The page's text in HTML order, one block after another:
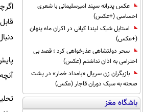
عکس پدرانه سپند امیرسلیمانی با شعری
احساسی (+عکس)
استایل شیک لیندا کیانی در اکران ماه پنهان
(+عکس)
سحر دولتشاهی عذرخواهی کرد ؛ قصد بی
احترامی به اذان نداشتم (عکس)
بازیگران زن سریال «بامداد خمار» در پشت
صحنه به سبک دوران قاجار (عکس)
باشگاه مغز